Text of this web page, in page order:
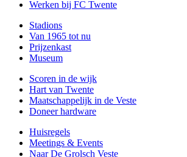
Werken bij FC Twente
Stadions
Van 1965 tot nu
Prijzenkast
Museum
Scoren in de wijk
Hart van Twente
Maatschappelijk in de Veste
Doneer hardware
Huisregels
Meetings & Events
Naar De Grolsch Veste